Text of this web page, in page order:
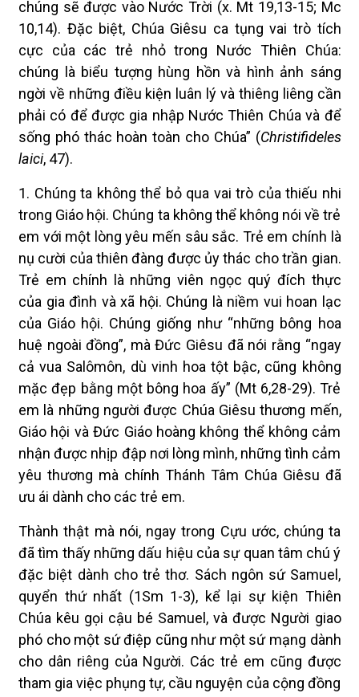
chúng sẽ được vào Nước Trời (x. Mt 19,13-15; Mc
10,14). Đặc biệt, Chúa Giêsu ca tụng vai trò tích
cực của các trẻ nhỏ trong Nước Thiên Chúa:
chúng là biểu tượng hùng hồn và hình ảnh sáng
ngời về những điều kiện luân lý và thiêng liêng cần
phải có để được gia nhập Nước Thiên Chúa và để
sống phó thác hoàn toàn cho Chúa” (Christifideles
laici, 47).
1. Chúng ta không thể bỏ qua vai trò của thiếu nhi
trong Giáo hội. Chúng ta không thể không nói về trẻ
em với một lòng yêu mến sâu sắc. Trẻ em chính là
nụ cười của thiên đàng được ủy thác cho trần gian.
Trẻ em chính là những viên ngọc quý đích thực
của gia đình và xã hội. Chúng là niềm vui hoan lạc
của Giáo hội. Chúng giống như “những bông hoa
huệ ngoài đồng”, mà Đức Giêsu đã nói rằng “ngay
cả vua Salômôn, dù vinh hoa tột bậc, cũng không
mặc đẹp bằng một bông hoa ấy” (Mt 6,28-29). Trẻ
em là những người được Chúa Giêsu thương mến,
Giáo hội và Đức Giáo hoàng không thể không cảm
nhận được nhịp đập nơi lòng mình, những tình cảm
yêu thương mà chính Thánh Tâm Chúa Giêsu đã
ưu ái dành cho các trẻ em.
Thành thật mà nói, ngay trong Cựu ước, chúng ta
đã tìm thấy những dấu hiệu của sự quan tâm chú ý
đặc biệt dành cho trẻ thơ. Sách ngôn sứ Samuel,
quyển thứ nhất (1Sm 1-3), kể lại sự kiện Thiên
Chúa kêu gọi cậu bé Samuel, và được Người giao
phó cho một sứ điệp cũng như một sứ mạng dành
cho dân riêng của Người. Các trẻ em cũng được
tham gia việc phụng tự, cầu nguyện của cộng đồng